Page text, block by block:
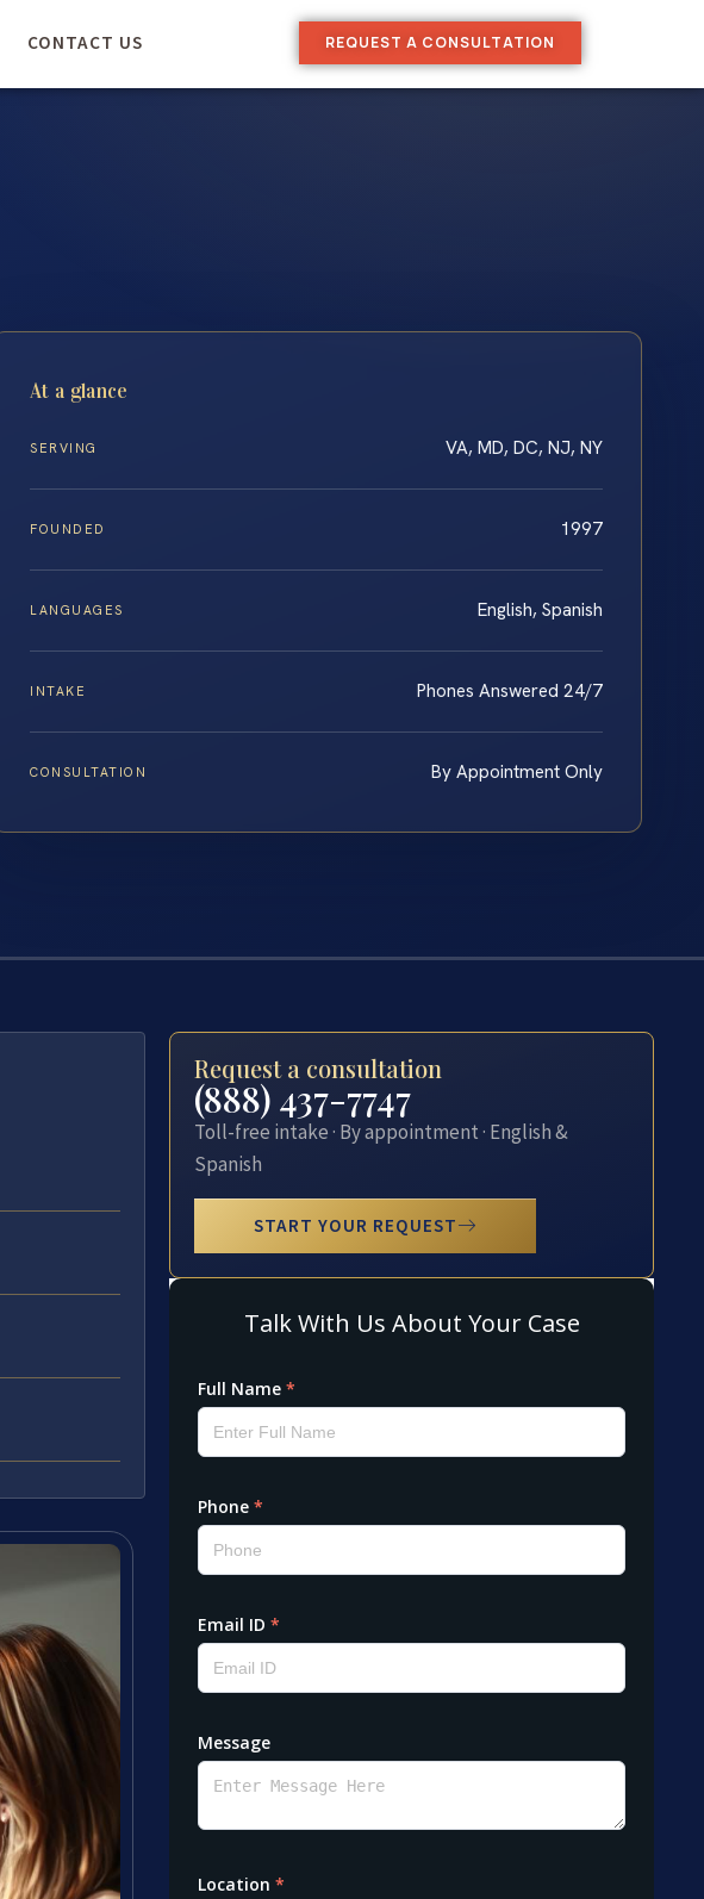
CONTACT US REQUEST A CONSULTATION
At a glance
SERVING VA, MD, DC, NJ, NY
FOUNDED 1997
LANGUAGES English, Spanish
INTAKE Phones Answered 24/7
CONSULTATION By Appointment Only
Request a consultation
(888) 437-7747
Toll-free intake · By appointment · English &
Spanish
START YOUR REQUEST